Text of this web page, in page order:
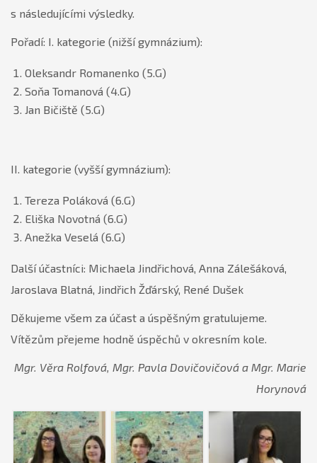
s následujícími výsledky.
Pořadí: I. kategorie (nižší gymnázium):
Oleksandr Romanenko (5.G)
Soňa Tomanová (4.G)
Jan Bičiště (5.G)
II. kategorie (vyšší gymnázium):
Tereza Poláková (6.G)
Eliška Novotná (6.G)
Anežka Veselá (6.G)
Další účastníci: Michaela Jindřichová, Anna Zálešáková,
Jaroslava Blatná, Jindřich Žďárský, René Dušek
Děkujeme všem za účast a úspěšným gratulujeme.
Vítězům přejeme hodně úspěchů v okresním kole.
Mgr. Věra Rolfová, Mgr. Pavla Dovičovičová a Mgr. Marie
Horynová